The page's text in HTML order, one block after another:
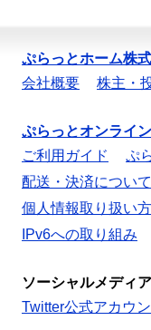
ぷらっとホーム株
会社概要
株主・
ぷらっとオンライン
ご利用ガイド
ぷ
配送・決済について
個人情報取り扱い
IPv6への取り組み
ソーシャルメディア
Twitter公式アカウン